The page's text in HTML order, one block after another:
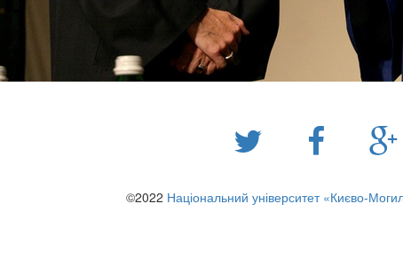
©2022 Національний університет «Києво-